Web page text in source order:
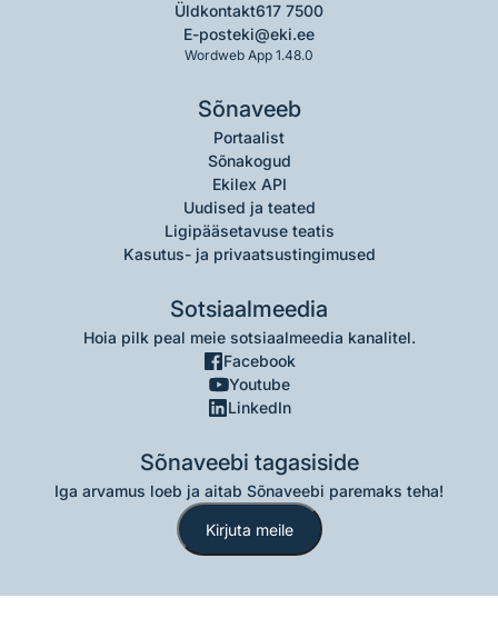
Üldkontakt617 7500
E-posteki@eki.ee
Wordweb App 1.48.0
Sõnaveeb
Portaalist
Sõnakogud
Ekilex API
Uudised ja teated
Ligipääsetavuse teatis
Kasutus- ja privaatsustingimused
Sotsiaalmeedia
Hoia pilk peal meie sotsiaalmeedia kanalitel.
Facebook
Youtube
LinkedIn
Sõnaveebi tagasiside
Iga arvamus loeb ja aitab Sõnaveebi paremaks teha!
Kirjuta meile